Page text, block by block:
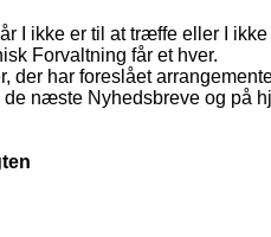
I ikke er til at træffe eller I
Forvaltning får et hver.
der har foreslået
næste Nyhedsbreve og på